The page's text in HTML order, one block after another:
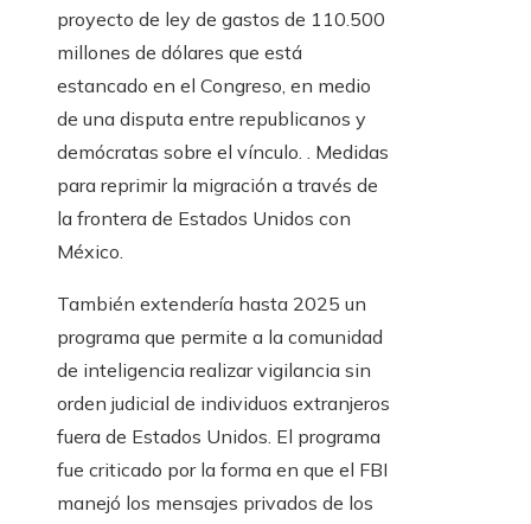
proyecto de ley de gastos de 110.500
millones de dólares que está
estancado en el Congreso, en medio
de una disputa entre republicanos y
demócratas sobre el vínculo. . Medidas
para reprimir la migración a través de
la frontera de Estados Unidos con
México.
También extendería hasta 2025 un
programa que permite a la comunidad
de inteligencia realizar vigilancia sin
orden judicial de individuos extranjeros
fuera de Estados Unidos. El programa
fue criticado por la forma en que el FBI
manejó los mensajes privados de los